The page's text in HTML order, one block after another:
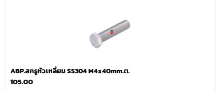
ABP.สกรูหัวเหลี่ยม SS304 M4x40mm.ต.
105.00